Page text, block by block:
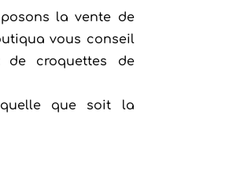
la vente de
vous conseil
de croquettes de
quelle que soit la